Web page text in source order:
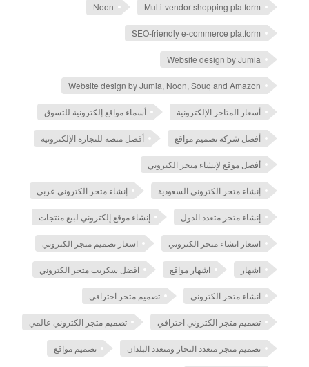
Multi-vendor shopping platform
Noon
SEO-friendly e-commerce platform
Website design by Jumia
Website design by Jumia, Noon, Souq and Amazon
أسعار المتاجر الإلكترونية أسماء مواقع إلكترونية للتسوق
أفضل شركة تصميم مواقع أفضل منصة للتجارة الإلكترونية
أفضل موقع لإنشاء متجر الكتروني
إنشاء متجر الكتروني السعودية إنشاء متجر الكتروني عربي
إنشاء متجر متعدد الدول إنشاء موقع إلكتروني لبيع منتجات
اسعار انشاء متجر الكتروني اسعار تصميم متجر الكتروني
اشهار اشهار مواقع افضل سكربت متجر الكتروني
انشاء متجر الكتروني تصميم متجر احترافي
تصميم متجر الكتروني احترافي تصميم متجر الكتروني عالمي
تصميم متجر متعدد التجار ومتعدد البلدان تصميم مواقع